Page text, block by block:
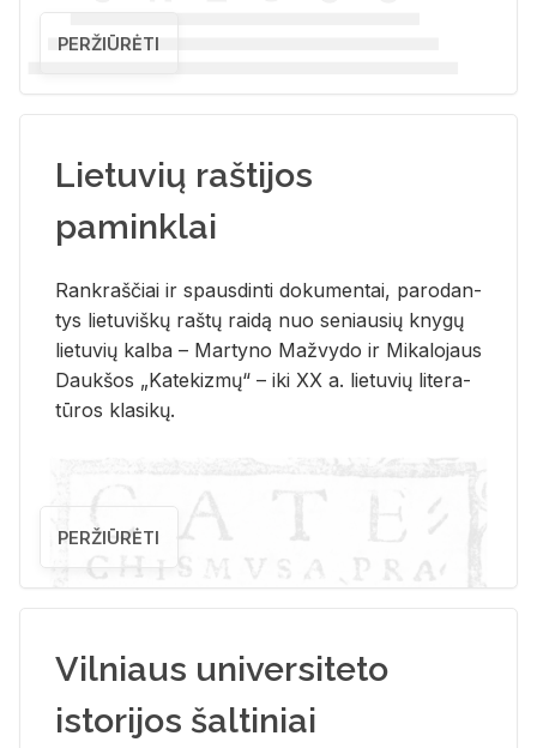
PERŽIŪRĖTI
Lietuvių raštijos
paminklai
Rank­raš­čiai ir spaus­din­ti do­ku­men­tai, pa­ro­dan­
tys lie­tu­viš­kų raš­tų rai­dą nuo se­niau­sių kny­gų
lie­tu­vių kal­ba – Mar­ty­no Ma­žvy­do ir Mi­ka­lo­jaus
Dauk­šos „Ka­te­kiz­mų“ – iki XX a. lie­tu­vių li­te­ra­
tū­ros kla­si­kų.
PERŽIŪRĖTI
Vilniaus universiteto
istorijos šaltiniai